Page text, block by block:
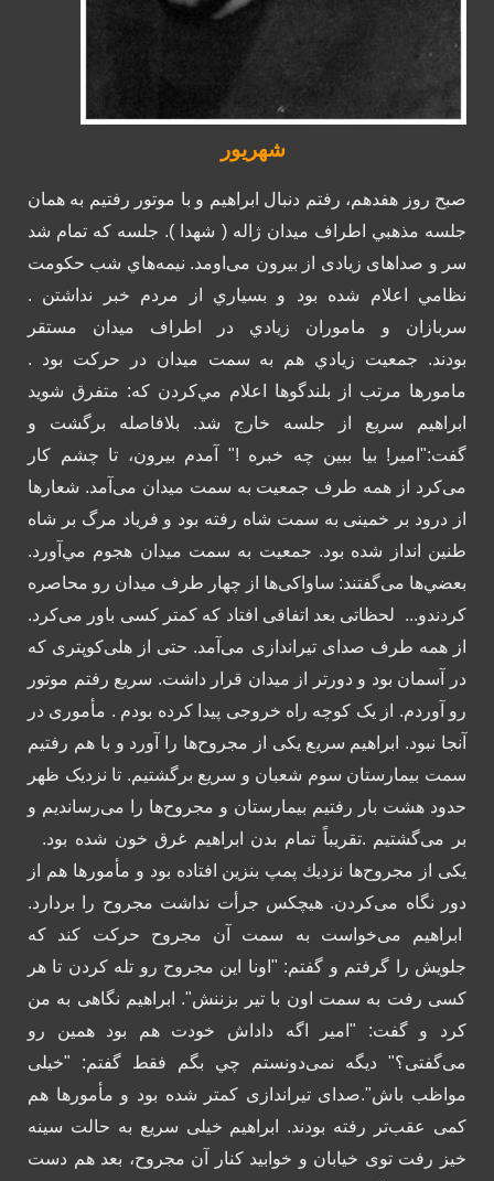
شهریور
صبح روز هفدهم، رفتم دنبال ابراهیم و با موتور رفتیم به همان
جلسه مذهبي اطراف میدان ژاله ( شهدا ). جلسه که تمام شد
سر و صداهای زیادی از بیرون می‌اومد. نيمه‌هاي شب حكومت
نظامي اعلام شده بود و بسياري از مردم خبر نداشتن .
سربازان و ماموران زيادي در اطراف ميدان مستقر
بودند. جمعيت زيادي هم به سمت ميدان در حركت بود .
مامورها مرتب از بلندگوها اعلام مي‌كردن كه: متفرق شويد
ابراهیم سریع از جلسه خارج شد. بلافاصله برگشت و
گفت:"امیر! بیا ببین چه خبره !" آمدم بیرون، تا چشم کار
می‌کرد از همه طرف جمعیت به سمت میدان می‌آمد. شعارها
از درود بر خمینی به سمت شاه رفته بود و فرياد مرگ بر شاه
طنین انداز شده بود. جمعیت به سمت میدان هجوم مي‌آورد.
بعضي‌ها می‌گفتند: ساواکی‌ها از چهار طرف میدان رو محاصره
کردندو... لحظاتی بعد اتفاقی افتاد که کمتر کسی باور می‌کرد.
از همه طرف صدای تیراندازی می‌آمد. حتی از هلی‌کوپتری که
در آسمان بود و دورتر از میدان قرار داشت. سریع رفتم موتور
رو آوردم. از یک کوچه راه خروجی پیدا کرده بودم . مأموری در
آنجا نبود. ابراهیم سریع یکی از مجروح‌ها را آورد و با هم رفتیم
سمت بیمارستان سوم شعبان و سریع برگشتیم. تا نزدیک ظهر
حدود هشت بار رفتیم بیمارستان و مجروح‌ها را می‌رساندیم و
بر می‌گشتیم .تقریباً تمام بدن ابراهیم غرق خون شده بود.
یکی از مجروح‌ها نزديك پمپ بنزین افتاده بود و مأمورها هم از
دور نگاه می‌کردن. هیچکس جرأت نداشت مجروح را بردارد.
ابراهیم می‌خواست به سمت آن مجروح حرکت کند که
جلویش را گرفتم و گفتم: "اونا این مجروح رو تله کردن تا هر
کسی رفت به سمت اون با تیر بزننش".
ابراهیم نگاهی به من
کرد و گفت: "امیر اگه داداش خودت هم بود همین رو
می‌گفتی؟" دیگه نمی‌دونستم چي بگم فقط گفتم: "خیلی
مواظب باش".صدای تیراندازی کمتر شده بود و مأمورها هم
کمی عقب‌تر رفته بودند.
ابراهیم خیلی سریع به حالت سینه
خیز رفت توی خیابان و خوابید کنار آن مجروح، بعد هم دست